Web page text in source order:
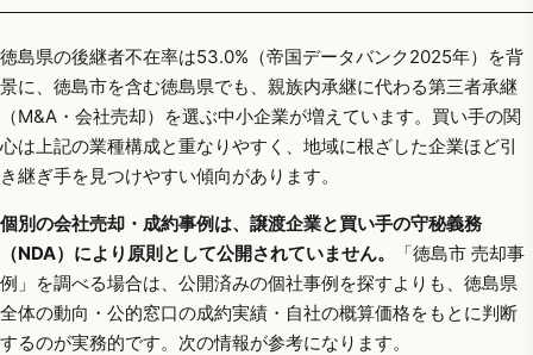
徳島県の後継者不在率は53.0%（帝国データバンク2025年）を背
景に、徳島市を含む徳島県でも、親族内承継に代わる第三者承継
（M&A・会社売却）を選ぶ中小企業が増えています。買い手の関
心は上記の業種構成と重なりやすく、地域に根ざした企業ほど引
き継ぎ手を見つけやすい傾向があります。
個別の会社売却・成約事例は、譲渡企業と買い手の守秘義務
（NDA）により原則として公開されていません。
「徳島市 売却事
例」を調べる場合は、公開済みの個社事例を探すよりも、徳島県
全体の動向・公的窓口の成約実績・自社の概算価格をもとに判断
するのが実務的です。次の情報が参考になります。